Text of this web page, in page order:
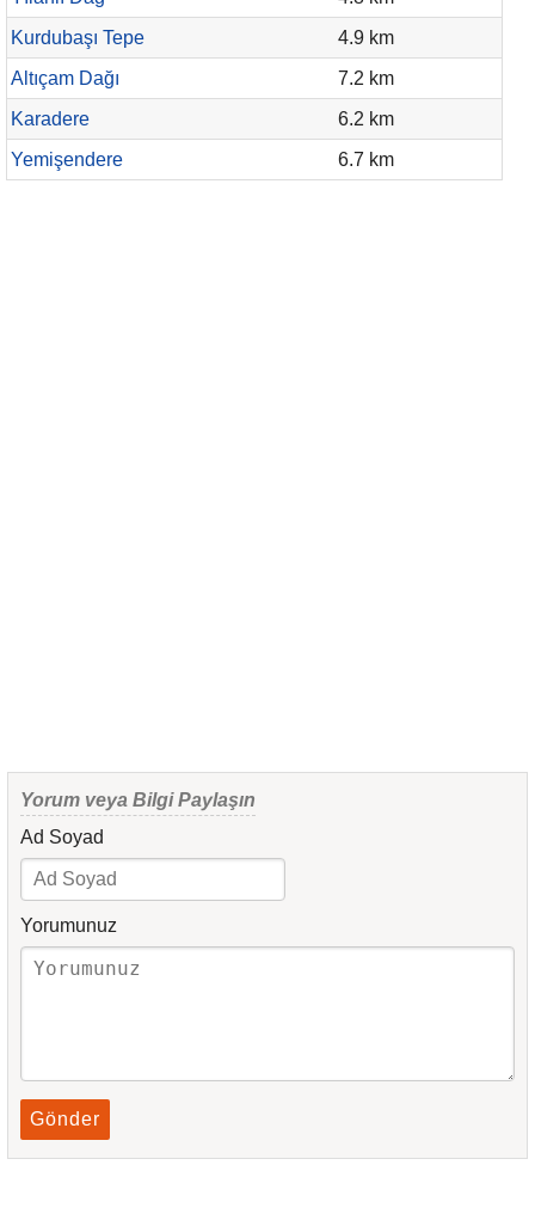
Kurdubaşı Tepe
4.9 km
Altıçam Dağı
7.2 km
Karadere
6.2 km
Yemişendere
6.7 km
Yorum veya Bilgi Paylaşın
Ad Soyad
Yorumunuz
Gönder